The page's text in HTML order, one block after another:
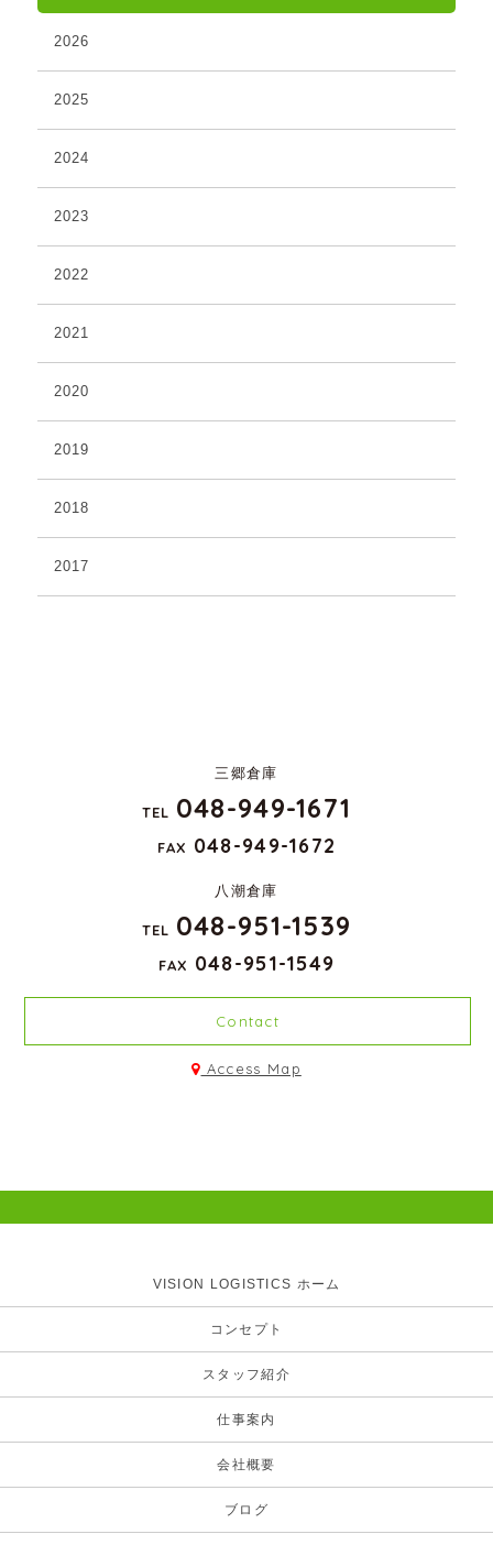
2026
2025
2024
2023
2022
2021
2020
2019
2018
2017
三郷倉庫
TEL 048-949-1671
FAX 048-949-1672
八潮倉庫
TEL 048-951-1539
FAX 048-951-1549
Contact
Access Map
VISION LOGISTICS ホーム
コンセプト
スタッフ紹介
仕事案内
会社概要
ブログ